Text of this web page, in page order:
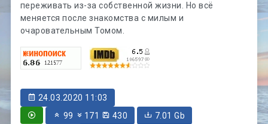
переживать из-за собственной жизни. Но всё
меняется после знакомства с милым и
очаровательным Томом.
24.03.2020 11:03
99
171 430
7.01 Gb